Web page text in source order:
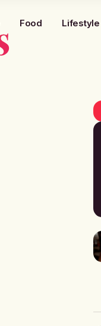
Food Lifestyle